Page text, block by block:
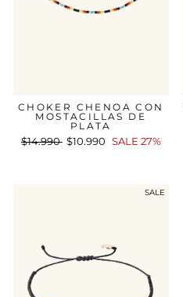
CHOKER CHENOA CON
MOSTACILLAS DE
PLATA
Precio
$14.990 Precio
$10.990 SALE 27%
SALE